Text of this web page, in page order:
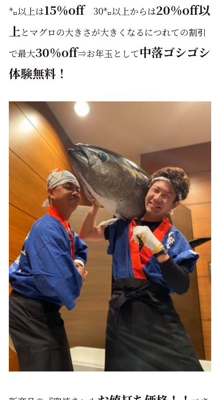
㌔以上は15％off30㌔以上からは20％off以
上 とマグロの大きさが大きくなるにつれての割引
で最大30％off⇒お年玉として中落ゴシゴシ
体験無料！